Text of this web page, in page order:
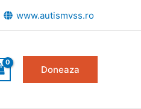
www.autismvss.ro
Doneaza